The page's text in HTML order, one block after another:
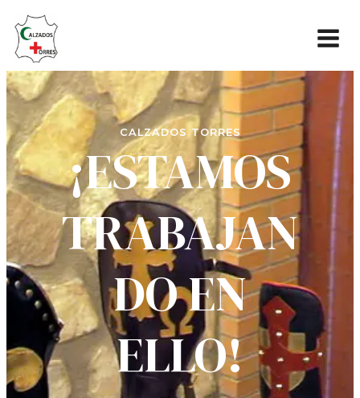
CALZADOS TORRES
¡ESTAMOS
TRABAJAN
DO EN
ELLO!